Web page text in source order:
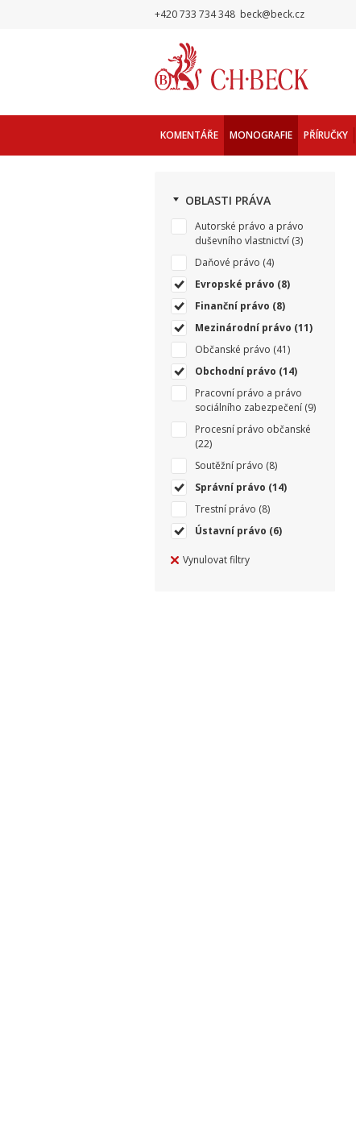
+420 733 734 348 beck@beck.cz
KOMENTÁŘE MONOGRAFIE PŘÍRUČKY
OBLASTI PRÁVA
Autorské právo a právo
duševního vlastnictví (3)
Daňové právo (4)
Evropské právo (8)
Finanční právo (8)
Mezinárodní právo (11)
Občanské právo (41)
Obchodní právo (14)
Pracovní právo a právo
sociálního zabezpečení (9)
Procesní právo občanské
(22)
Soutěžní právo (8)
Správní právo (14)
Trestní právo (8)
Ústavní právo (6)
Vynulovat filtry